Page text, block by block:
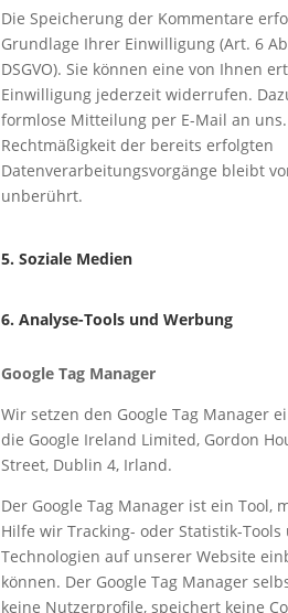
Die Speicherung der Kommentare
Grundlage Ihrer Einwilligung (Art. 6
DSGVO). Sie können eine von Ihnen
Einwilligung jederzeit widerrufen.
formlose Mitteilung per E-Mail an
Rechtmäßigkeit der bereits erfolgten
Datenverarbeitungsvorgänge bleibt
unberührt.
5. Soziale Medien
6. Analyse-Tools und Werbung
Google Tag Manager
Wir setzen den Google Tag Manager
die Google Ireland Limited, Gordon
Street, Dublin 4, Irland.
Der Google Tag Manager ist ein Tool,
Hilfe wir Tracking- oder Statistik-
Technologien auf unserer Website
können. Der Google Tag Manager
keine Nutzerprofile, speichert keine